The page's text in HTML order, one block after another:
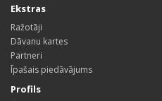
Ekstras
Ražotāji
Dāvanu kartes
Partneri
Īpašais piedāvājums
Profils